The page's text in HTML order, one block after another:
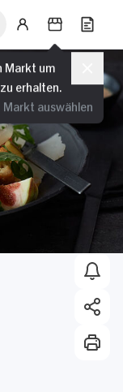
Markt um
erhalten.
Markt auswählen